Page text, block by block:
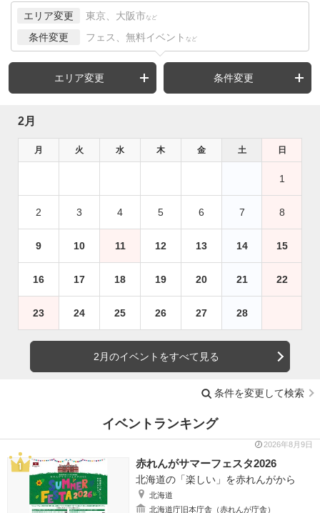
エリア変更 東京、大阪市 など
条件変更 フェス、無料イベント など
エリア変更 条件変更
2月
月 火 水 木 金 土 日
1
2 3 4 5 6 7 8
9 10 11 12 13 14 15
16 17 18 19 20 21 22
23 24 25 26 27 28
2月のイベントをすべて見る
条件を変更して検索
イベントランキング
2026年8月9日
赤れんがサマーフェスタ2026
北海道の「楽しい」を赤れんがから
北海道
北海道庁旧本庁舎（赤れんが庁舎）